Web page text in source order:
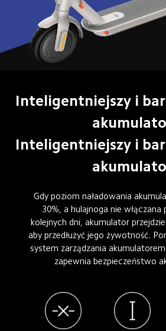
Inteligentniejszy i
Inteligentniejszy i
Gdy poziom naładowania
30%, a hulajnoga nie włączana
kolejnych dni, akumulator
aby przedłużyć jego żywotność.
system zarządzania
zapewnia bezpieczeństwo